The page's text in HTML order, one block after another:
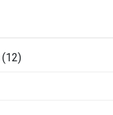
(12)